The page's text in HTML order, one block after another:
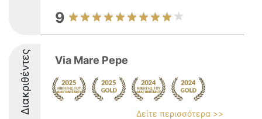
9
Διακριθέντες Via Mare Pepe
Δείτε περισσότερα >>